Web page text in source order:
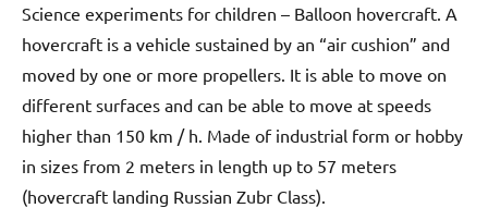
Science experiments for children – Balloon hovercraft. A
hovercraft is a vehicle sustained by an “air cushion” and
moved by one or more propellers. It is able to move on
different surfaces and can be able to move at speeds
higher than 150 km / h. Made of industrial form or hobby
in sizes from 2 meters in length up to 57 meters
(hovercraft landing Russian Zubr Class).